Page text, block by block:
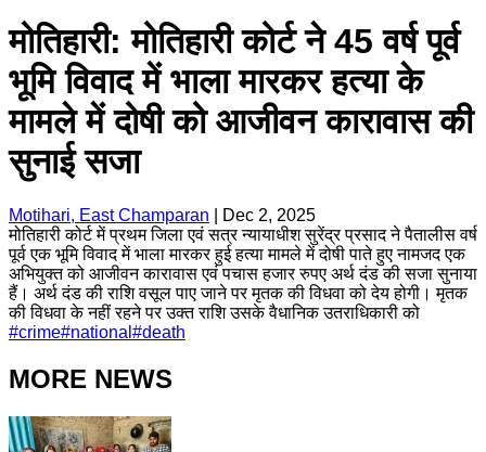
मोतिहारी: मोतिहारी कोर्ट ने 45 वर्ष पूर्व
भूमि विवाद में भाला मारकर हत्या के
मामले में दोषी को आजीवन कारावास की
सुनाई सजा
Motihari, East Champaran
Dec 2, 2025
मोतिहारी कोर्ट में प्रथम जिला एवं सत्र न्यायाधीश सुरेंद्र प्रसाद ने पैतालीस वर्ष
पूर्व एक भूमि विवाद में भाला मारकर हुई हत्या मामले में दोषी पाते हुए नामजद एक
अभियुक्त को आजीवन कारावास एवं पचास हजार रुपए अर्थ दंड की सजा सुनाया
हैं। अर्थ दंड की राशि वसूल पाए जाने पर मृतक की विधवा को देय होगी। मृतक
की विधवा के नहीं रहने पर उक्त राशि उसके वैधानिक उतराधिकारी को
#crime#national #death
MORE NEWS